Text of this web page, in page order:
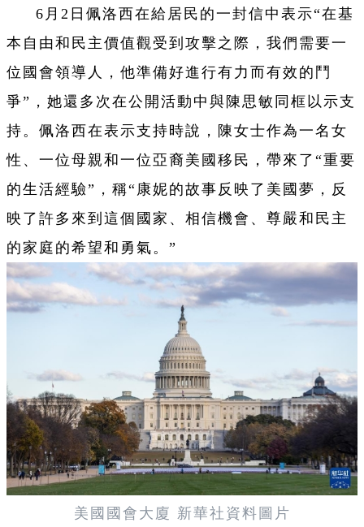
6月2日佩洛西在給居民的一封信中表示“在基
本自由和民主價值觀受到攻擊之際，我們需要一
位國會領導人，他準備好進行有力而有效的鬥
爭”，她還多次在公開活動中與陳思敏同框以示支
持。佩洛西在表示支持時說，陳女士作為一名女
性、一位母親和一位亞裔美國移民，帶來了“重要
的生活經驗”，稱“康妮的故事反映了美國夢，反
映了許多來到這個國家、相信機會、尊嚴和民主
的家庭的希望和勇氣。”
美國國會大廈 新華社資料圖片